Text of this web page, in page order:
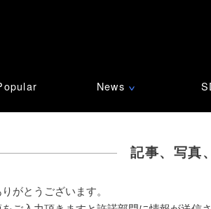
News ∨
記事、写真
がとうございます。